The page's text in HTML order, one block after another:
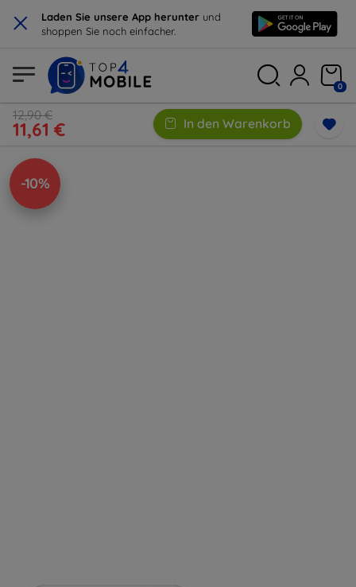
× Laden Sie unsere App herunter und
shoppen Sie noch einfacher.
0
12,90 €
11,61 € In den Warenkorb
-10%